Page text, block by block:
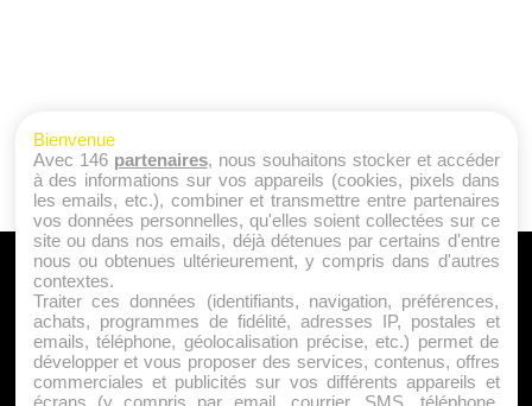
A PROPOS
Qui sommes nous ?
Mentions Légales
Publicité
Bienvenue
Avec 146 partenaires, nous souhaitons stocker et accéder
à des informations sur vos appareils (cookies, pixels dans
les emails, etc.), combiner et transmettre entre partenaires
vos données personnelles, qu'elles soient collectées sur ce
site ou dans nos emails, déjà détenues par certains d'entre
nous ou obtenues ultérieurement, y compris dans d'autres
contextes.
Traiter ces données (identifiants, navigation, préférences,
achats, programmes de fidélité, adresses IP, postales et
emails, téléphone, géolocalisation précise, etc.) permet de
développer et vous proposer des services, contenus, offres
commerciales et publicités sur vos différents appareils et
écrans (y compris par email, courrier, SMS, téléphone,